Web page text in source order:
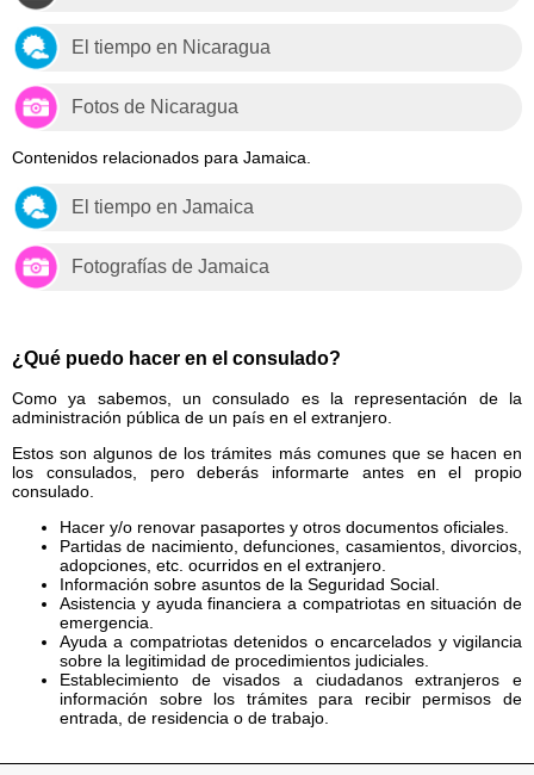
El tiempo en Nicaragua
Fotos de Nicaragua
Contenidos relacionados para Jamaica.
El tiempo en Jamaica
Fotografías de Jamaica
¿Qué puedo hacer en el consulado?
Como ya sabemos, un consulado es la representación de la
administración pública de un país en el extranjero.
Estos son algunos de los trámites más comunes que se hacen en
los consulados, pero deberás informarte antes en el propio
consulado.
Hacer y/o renovar pasaportes y otros documentos oficiales.
Partidas de nacimiento, defunciones, casamientos, divorcios,
adopciones, etc. ocurridos en el extranjero.
Información sobre asuntos de la Seguridad Social.
Asistencia y ayuda financiera a compatriotas en situación de
emergencia.
Ayuda a compatriotas detenidos o encarcelados y vigilancia
sobre la legitimidad de procedimientos judiciales.
Establecimiento de visados a ciudadanos extranjeros e
información sobre los trámites para recibir permisos de
entrada, de residencia o de trabajo.